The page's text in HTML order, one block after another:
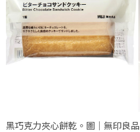
黑巧克力夾心餅乾。圖｜無印良品